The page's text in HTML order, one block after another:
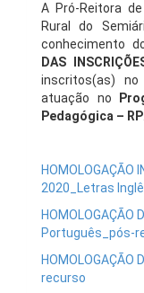
A Pró-Reitora de
Rural do
conhecimento
DAS
inscritos(as) no
atuação no
Pedagógica – RP
HOMOLOGAÇÃO
2020_Letras
HOMOLOGAÇÃO
Português_pós-
HOMOLOGAÇÃO
recurso